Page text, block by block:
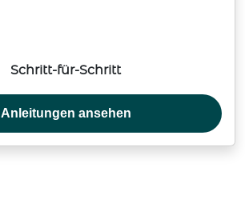
Schritt-für-Schritt
Anleitungen ansehen